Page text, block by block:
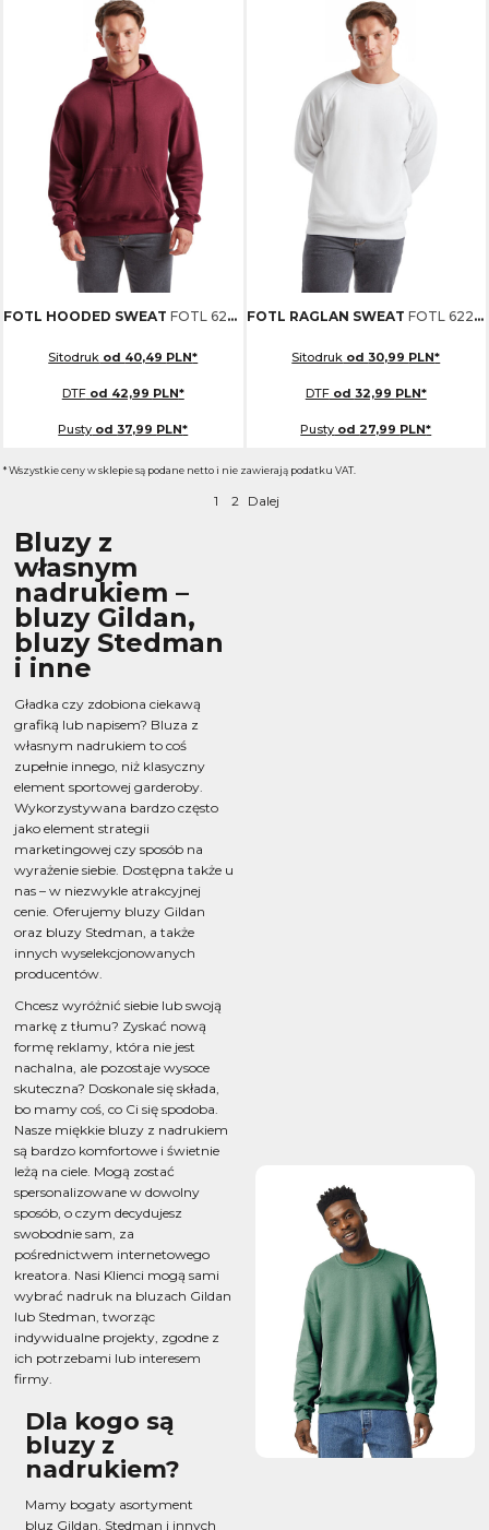
FOTL HOODED SWEAT FOTL 622080
Sitodruk od 40,49 PLN*
DTFod 42,99 PLN*
Pusty od37,99 PLN*
FOTL RAGLAN SWEAT FOTL 622160
Sitodruk od30,99 PLN*
DTFod 32,99 PLN*
Pusty od 27,99 PLN*
* Wszystkie ceny w sklepie są podane netto i nie zawierają podatku VAT.
1 2 Dalej
Bluzy z
własnym
nadrukiem –
bluzy Gildan,
bluzy Stedman
i inne
Gładka czy zdobiona ciekawą
grafiką lub napisem? Bluza z
własnym nadrukiem to coś
zupełnie innego, niż klasyczny
element sportowej garderoby.
Wykorzystywana bardzo często
jako element strategii
marketingowej czy sposób na
wyrażenie siebie. Dostępna także u
nas – w niezwykle atrakcyjnej
cenie. Oferujemy bluzy Gildan
oraz bluzy Stedman, a także
innych wyselekcjonowanych
producentów.
Chcesz wyróżnić siebie lub swoją
markę z tłumu? Zyskać nową
formę reklamy, która nie jest
nachalna, ale pozostaje wysoce
skuteczna? Doskonale się składa,
bo mamy coś, co Ci się spodoba.
Nasze miękkie bluzy z nadrukiem
są bardzo komfortowe i świetnie
leżą na ciele. Mogą zostać
spersonalizowane w dowolny
sposób, o czym decydujesz
swobodnie sam, za
pośrednictwem internetowego
kreatora. Nasi Klienci mogą sami
wybrać nadruk na bluzach Gildan
lub Stedman, tworząc
indywidualne projekty, zgodne z
ich potrzebami lub interesem
firmy.
Dla kogo są
bluzy z
nadrukiem?
Mamy bogaty asortyment
bluz Gildan, Stedman i innych